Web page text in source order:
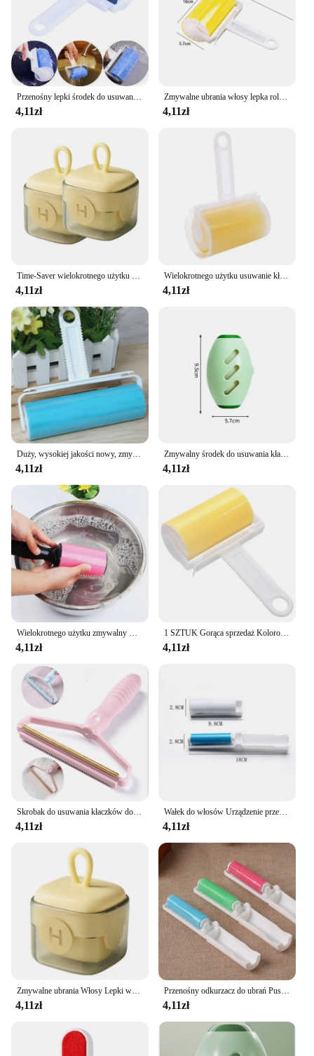
4,11zł
Zmywalne ubrania włosy lepka rolka wielokrotnego użytku przenośny domowy czysty przyrząd do usuwania sierści lepka rolka dywan kanapa z funkcją spania odpylacz
4,11zł
4,11zł
Wielokrotnego użytku usuwanie kłaków zmywalny silikonowy chusteczka do czyszczenia kot grzebień dla psa narzędzie przyrząd do usuwania sierści czyszczenie pędzle lepka rolka szczotka
4,11zł
Duży, wysokiej jakości nowy, zmywalny, wielokrotnego użytku odzież do sierści zwierząt domowych lepki wałek do czyszczenia gospodarstwa domowego przenośny środek do usuwania włosów Rolle
4,11zł
Zmywalny środek do usuwania kłaczków przenośny wałek do usuwania sierści z ubrań dla zwierząt domowych, wielofunkcyjny eliminator kurzu lepka szczotka do włosów
4,11zł
Wielokrotnego użytku zmywalny wałek do czyszczenia kurzu Wałek do przyklejania kłaczków do ubrań Czyszczenie sierści zwierząt Narzędzia do wycierania kurzu w gospodarstwie domowym
4,11zł
1 SZTUK Gorąca sprzedaż Kolorowe narzędzia do czyszczenia gospodarstwa domowego Wałek do usuwania kłaczków Lepki wałek szczotkowy do sierści zwierząt domowych
4,11zł
Skrobak do usuwania kłaczków do ubrań wałek do czyszczenia sierści zwierząt domowych szczotka do golenia dywanów do usuwania kłaczków anty pluszowy 1 szt.
4,11zł
Wałek do włosów Urządzenie przenośne zmywalne lepkie ubrania Mini składana lepka szczotka do włosów
4,11zł
Zmywalne ubrania Włosy Lepki wałek Usuwanie sierści Usuwanie kurzu Przenośny wałek Eliminator Szczotka Wielokrotnego użytku Środek do usuwania sierści zwierząt dla zwierząt domowych
4,11zł
Przenośny odkurzacz do ubrań Puszysty łapacz kurzu Bęben na kurz Wałek do usuwania kłaczków Składane szczotki bębnowe Włosy Lepkie Zmywalne
4,11zł